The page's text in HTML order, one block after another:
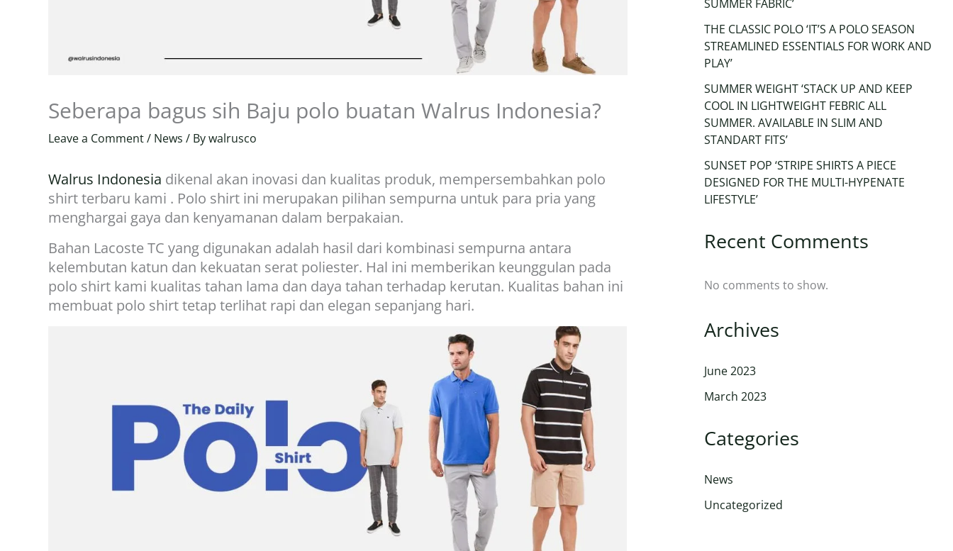
Seberapa bagus sih Baju polo buatan Walrus Indonesia?
Leave a Comment/ News / Bywalrusco
Walrus Indonesia dikenal akan inovasi dan kualitas produk, mempersembahkan polo
shirt terbaru kami . Polo shirt ini merupakan pilihan sempurna untuk para pria yang
menghargai gaya dan kenyamanan dalam berpakaian.
Bahan Lacoste TC yang digunakan adalah hasil dari kombinasi sempurna antara
kelembutan katun dan kekuatan serat poliester. Hal ini memberikan keunggulan pada
polo shirt kami kualitas tahan lama dan daya tahan terhadap kerutan. Kualitas bahan ini
membuat polo shirt tetap terlihat rapi dan elegan sepanjang hari.
SUMMER FABRIC’
THE CLASSIC POLO ‘IT’S A POLO SEASON
STREAMLINED ESSENTIALS FOR WORK AND
PLAY’
SUMMER WEIGHT ‘STACK UP AND KEEP
COOL IN LIGHTWEIGHT FEBRIC ALL
SUMMER. AVAILABLE IN SLIM AND
STANDART FITS’
SUNSET POP ‘STRIPE SHIRTS A PIECE
DESIGNED FOR THE MULTI-HYPENATE
LIFESTYLE’
Recent Comments
No comments to show.
Archives
June 2023
March 2023
Categories
News
Uncategorized